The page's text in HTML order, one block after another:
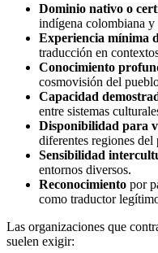
Dominio nativo o
indígena colombiana
Experiencia mínima
traducción en
Conocimiento
cosmovisión del
Capacidad
entre sistemas
Disponibilidad para
diferentes regiones del
Sensibilidad
entornos diversos.
Reconocimiento por
como traductor
Las organizaciones que
suelen exigir: